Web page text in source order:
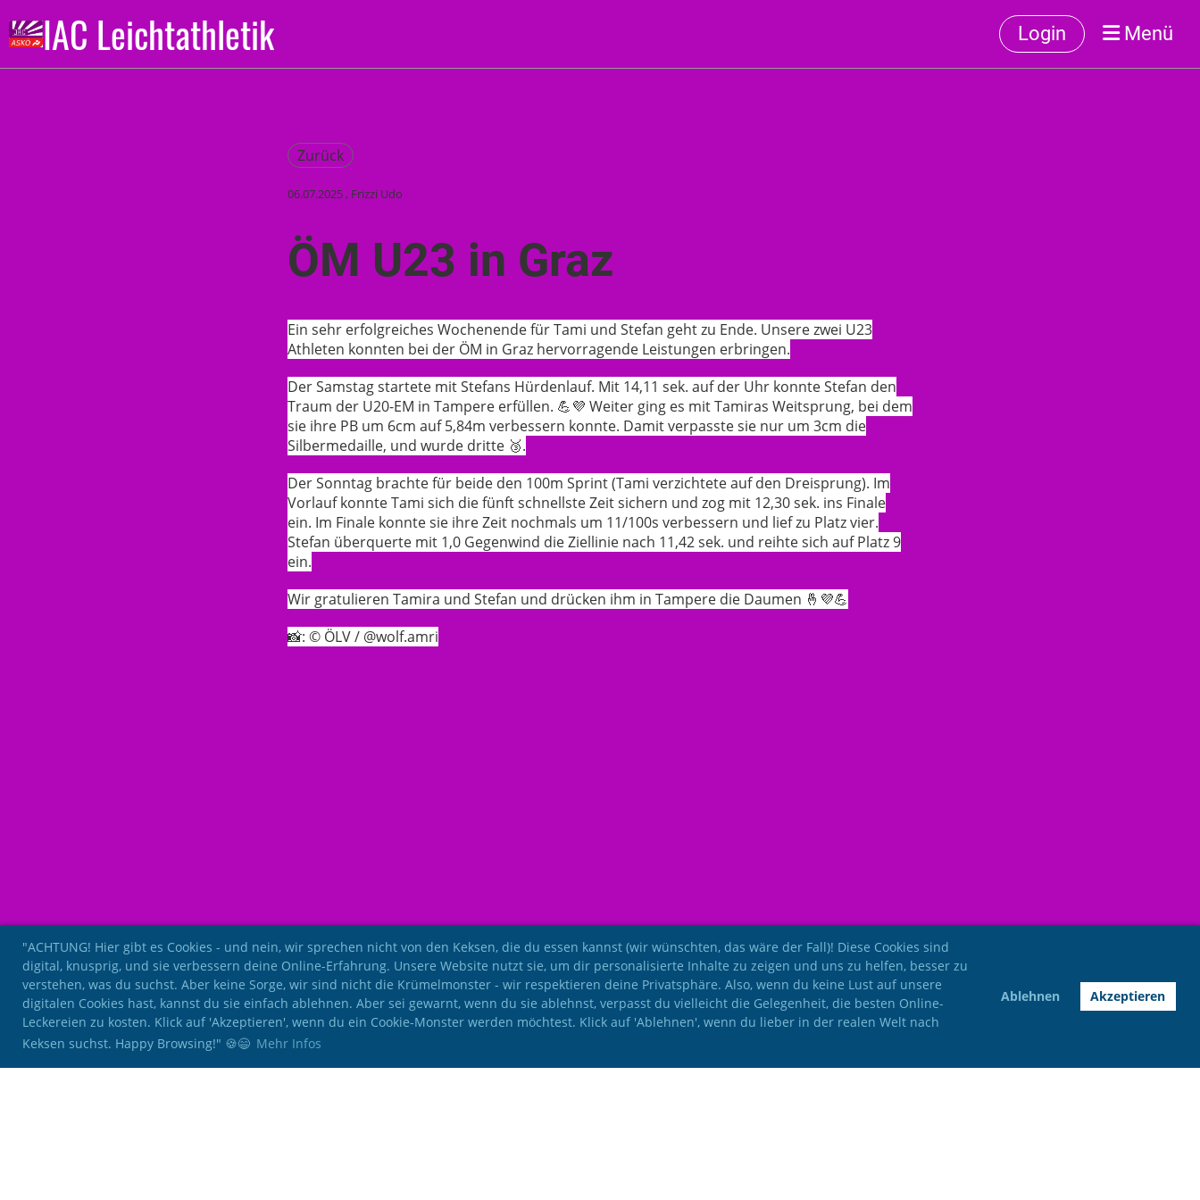
"ACHTUNG! Hier gibt es Cookies - und nein, wir sprechen nicht von den Keksen, die du essen kannst (wir wünschten, das wäre der Fall)! Diese Cookies sind
digital, knusprig, und sie verbessern deine Online-Erfahrung. Unsere Website nutzt sie, um dir personalisierte Inhalte zu zeigen und uns zu helfen, besser zu
verstehen, was du suchst. Aber keine Sorge, wir sind nicht die Krümelmonster - wir respektieren deine Privatsphäre. Also, wenn du keine Lust auf unsere
digitalen Cookies hast, kannst du sie einfach ablehnen. Aber sei gewarnt, wenn du sie ablehnst, verpasst du vielleicht die Gelegenheit, die besten Online-
Leckereien zu kosten. Klick auf 'Akzeptieren', wenn du ein Cookie-Monster werden möchtest. Klick auf 'Ablehnen', wenn du lieber in der realen Welt nach
Keksen suchst. Happy Browsing!" 🍪😄 Mehr Infos
Ablehnen Akzeptieren
IAC Leichtathletik Login Menü
Zurück
06.07.2025, Frizzi Udo
ÖM U23 in Graz
Ein sehr erfolgreiches Wochenende für Tami und Stefan geht zu Ende. Unsere zwei U23
Athleten konnten bei der ÖM in Graz hervorragende Leistungen erbringen.
Der Samstag startete mit Stefans Hürdenlauf. Mit 14,11 sek. auf der Uhr konnte Stefan den
Traum der U20-EM in Tampere erfüllen. 💪💜 Weiter ging es mit Tamiras Weitsprung, bei dem
sie ihre PB um 6cm auf 5,84m verbessern konnte. Damit verpasste sie nur um 3cm die
Silbermedaille, und wurde dritte 🥉.
Der Sonntag brachte für beide den 100m Sprint (Tami verzichtete auf den Dreisprung). Im
Vorlauf konnte Tami sich die fünft schnellste Zeit sichern und zog mit 12,30 sek. ins Finale
ein. Im Finale konnte sie ihre Zeit nochmals um 11/100s verbessern und lief zu Platz vier.
Stefan überquerte mit 1,0 Gegenwind die Ziellinie nach 11,42 sek. und reihte sich auf Platz 9
ein.
Wir gratulieren Tamira und Stefan und drücken ihm in Tampere die Daumen 🤞💜💪
📸: © ÖLV / @wolf.amri